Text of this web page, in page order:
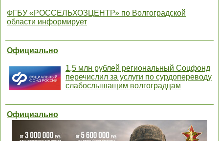
ФГБУ «РОССЕЛЬХОЗЦЕНТР» по Волгоградской
области информирует
Официально
1,5 млн рублей региональный Соцфонд
перечислил за услуги по сурдопереводу
слабослышащим волгоградцам
Официально